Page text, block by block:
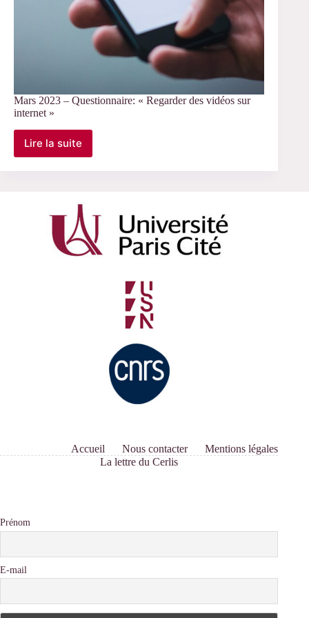
Mars 2023 – Questionnaire: « Regarder des vidéos sur
internet »
Lire la suite
Mars
« Regarder
des
vidéos
sur
internet »
Accueil Nous contacter
Mentions légales
La lettre du Cerlis
Prénom
E-mail